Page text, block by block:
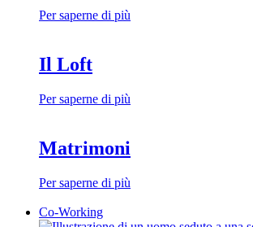
Per saperne di più
Il Loft
Per saperne di più
Matrimoni
Per saperne di più
Co-Working